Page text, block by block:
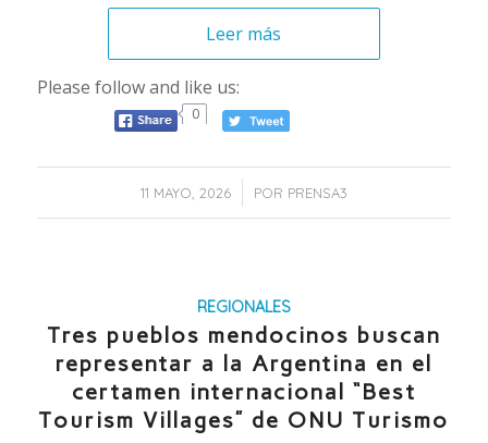
Leer más
Please follow and like us:
0
11 MAYO, 2026
/ POR PRENSA3
REGIONALES
Tres pueblos mendocinos buscan
representar a la Argentina en el
certamen internacional “Best
Tourism Villages” de ONU Turismo